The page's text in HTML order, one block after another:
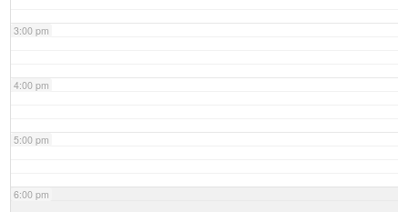
3:00 pm
4:00 pm
5:00 pm
6:00 pm